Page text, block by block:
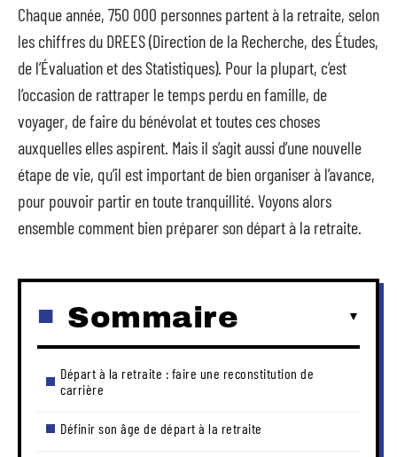
Chaque année, 750 000 personnes partent à la retraite, selon
les chiffres du DREES (Direction de la Recherche, des Études,
de l’Évaluation et des Statistiques). Pour la plupart, c’est
l’occasion de rattraper le temps perdu en famille, de
voyager, de faire du bénévolat et toutes ces choses
auxquelles elles aspirent. Mais il s’agit aussi d’une nouvelle
étape de vie, qu’il est important de bien organiser à l’avance,
pour pouvoir partir en toute tranquillité. Voyons alors
ensemble comment bien préparer son départ à la retraite.
Sommaire
Départ à la retraite : faire une reconstitution de
carrière
Définir son âge de départ à la retraite